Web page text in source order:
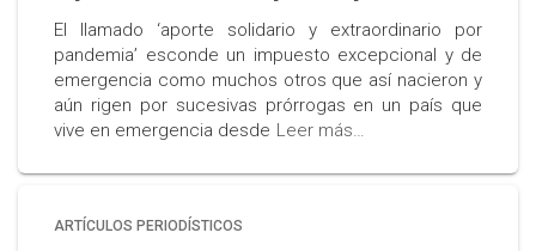
El llamado ‘aporte solidario y extraordinario por
pandemia’ esconde un impuesto excepcional y de
emergencia como muchos otros que así nacieron y
aún rigen por sucesivas prórrogas en un país que
vive en emergencia desde Leer más…
ARTÍCULOS PERIODÍSTICOS